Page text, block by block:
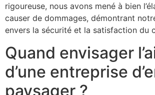
rigoureuse, nous avons mené à bien
causer de dommages, démontrant
envers la sécurité et la satisfaction du
Quand envisager
d’une entreprise
paysager ?